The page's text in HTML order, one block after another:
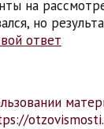
на
но
ответ